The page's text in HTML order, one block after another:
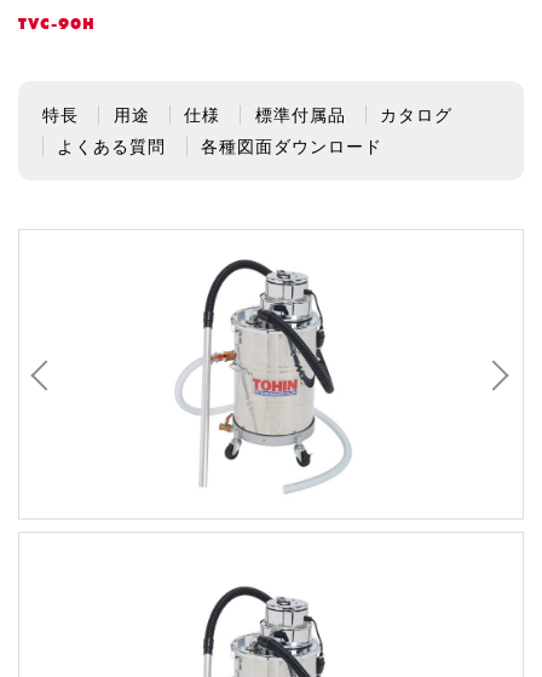
TVC-90H
特長 用途 仕様 標準付属品
カタログ
よくある質問
各種図面ダウンロード